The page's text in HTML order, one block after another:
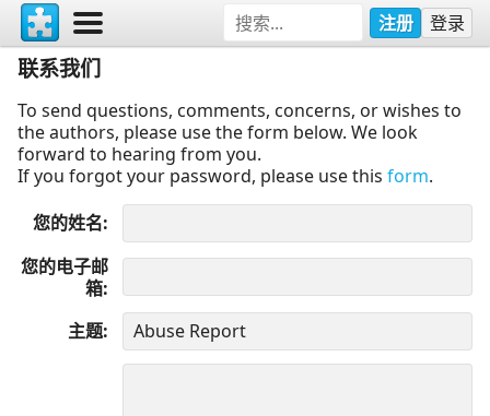
注册 登录
联系我们
To send questions, comments, concerns, or wishes to
the authors, please use the form below. We look
forward to hearing from you.
If you forgot your password, please use this form.
您的姓名
您的电子邮
箱
主题